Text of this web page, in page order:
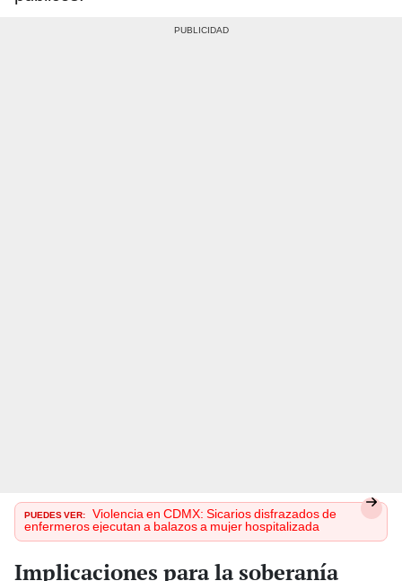
PUEDES VER: Violencia en CDMX: Sicarios disfrazados de
enfermeros ejecutan a balazos a mujer hospitalizada
Implicaciones para la soberanía